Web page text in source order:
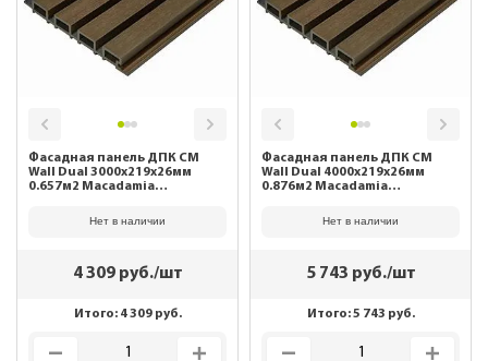
Фасадная панель ДПК CM
Wall Dual 3000х219х26мм
0.657м2 Macadamia
Нет в наличии
4 309руб./шт
Итого: 4 309руб.
Фасадная панель ДПК CM
Wall Dual 4000х219х26мм
0.876м2 Macadamia
Нет в наличии
5 743 руб./шт
Итого:5 743 руб.